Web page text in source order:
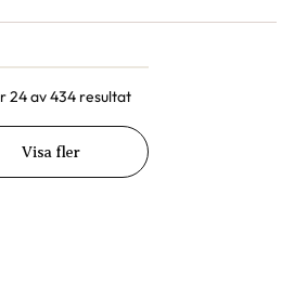
24 av 434 resultat
Visa fler